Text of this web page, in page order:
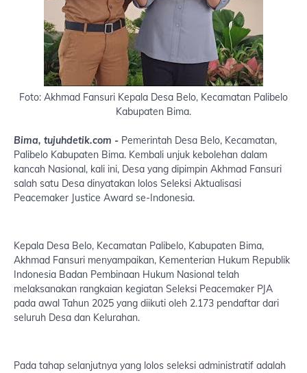
Foto: Akhmad Fansuri Kepala Desa Belo, Kecamatan Palibelo
Kabupaten Bima.
Bima, tujuhdetik.com - Pemerintah Desa Belo, Kecamatan,
Palibelo Kabupaten Bima. Kembali unjuk kebolehan dalam
kancah Nasional, kali ini, Desa yang dipimpin Akhmad Fansuri
salah satu Desa dinyatakan lolos Seleksi Aktualisasi
Peacemaker Justice Award se-Indonesia.
Kepala Desa Belo, Kecamatan Palibelo, Kabupaten Bima,
Akhmad Fansuri menyampaikan, Kementerian Hukum Republik
Indonesia Badan Pembinaan Hukum Nasional telah
melaksanakan rangkaian kegiatan Seleksi Peacemaker PJA
pada awal Tahun 2025 yang diikuti oleh 2.173 pendaftar dari
seluruh Desa dan Kelurahan.
Pada tahap selanjutnya yang lolos seleksi administratif adalah